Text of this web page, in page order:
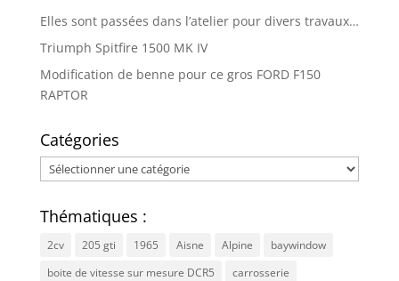
Elles sont passées dans l’atelier pour divers travaux…
Triumph Spitfire 1500 MK IV
Modification de benne pour ce gros FORD F150
RAPTOR
Catégories
Catégories
Thématiques :
2cv 205 gti 1965 Aisne Alpine
baywindow
boite de vitesse sur mesure DCR5
carrosserie